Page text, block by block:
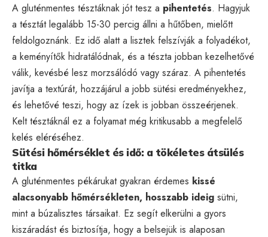
A gluténmentes tésztáknak jót tesz a pihentetés. Hagyjuk
a tésztát legalább 15-30 percig állni a hűtőben, mielőtt
feldolgoznánk. Ez idő alatt a lisztek felszívják a folyadékot,
a keményítők hidratálódnak, és a tészta jobban kezelhetővé
válik, kevésbé lesz morzsálódó vagy száraz. A pihentetés
javítja a textúrát, hozzájárul a jobb sütési eredményekhez,
és lehetővé teszi, hogy az ízek is jobban összeérjenek.
Kelt tésztáknál ez a folyamat még kritikusabb a megfelelő
kelés eléréséhez.
Sütési hőmérséklet és idő: a tökéletes átsülés
titka
A gluténmentes pékárukat gyakran érdemes kissé
alacsonyabb hőmérsékleten, hosszabb ideig sütni,
mint a búzalisztes társaikat. Ez segít elkerülni a gyors
kiszáradást és biztosítja, hogy a belsejük is alaposan